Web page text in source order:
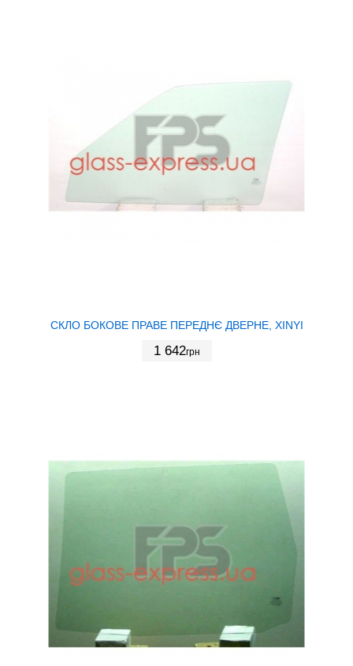
СКЛО БОКОВЕ ПРАВЕ ПЕРЕДНЄ ДВЕРНЕ, XINYI
1 642грн